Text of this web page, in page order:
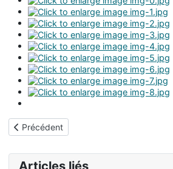
Article précédent : 2014 - Danse
Précédent